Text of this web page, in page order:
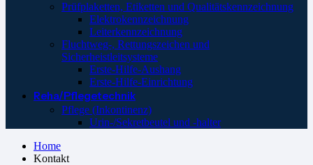
Prüfplaketten, Etiketten und Qualitätskennzeichnung
Elektrokennzeichnung
Leiterkennzeichnung
Fluchtweg-, Rettungszeichen und
Sicherheistleitsysteme
Erste-Hilfe-Aushang
Erste-Hilfe-Einrichtung
Reha/Pflegetechnik
Pflege (Inkontinenz)
Urin-/Sekretbeutel und -halter
Home
Kontakt